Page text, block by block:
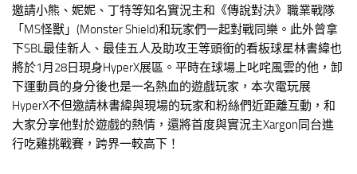
邀請小熊、妮妮、丁特等知名實況主和《傳說對決》職業戰隊
「MS怪獸」(Monster Shield)和玩家們一起對戰同樂。此外曾拿
下SBL最佳新人、最佳五人及助攻王等頭銜的看板球星林書緯也
將於1月28日現身HyperX展區。平時在球場上叱咤風雲的他，卸
下運動員的身分後也是一名熱血的遊戲玩家，本次電玩展
HyperX不但邀請林書緯與現場的玩家和粉絲們近距離互動，和
大家分享他對於遊戲的熱情，還將首度與實況主Xargon同台進
行吃雞挑戰賽，跨界一較高下！